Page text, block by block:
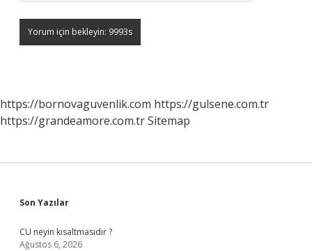
https://bornovaguvenlik.com https://gulsene.com.tr
https://grandeamore.com.trSitemap
Sidebar
Son Yazılar
CU neyin kısaltmasıdır ?
Ağustos 6, 2026